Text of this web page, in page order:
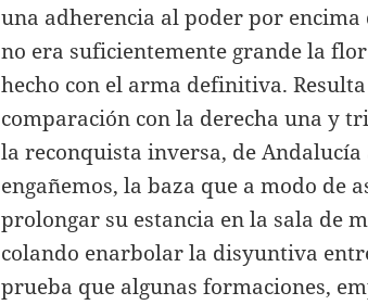
una adherencia al poder por
no era suficientemente grande la
hecho con el arma definitiva.
comparación con la derecha una y
la reconquista inversa, de Andalucía
engañemos, la baza que a modo de
prolongar su estancia en la sala de
colando enarbolar la disyuntiva
prueba que algunas formaciones,